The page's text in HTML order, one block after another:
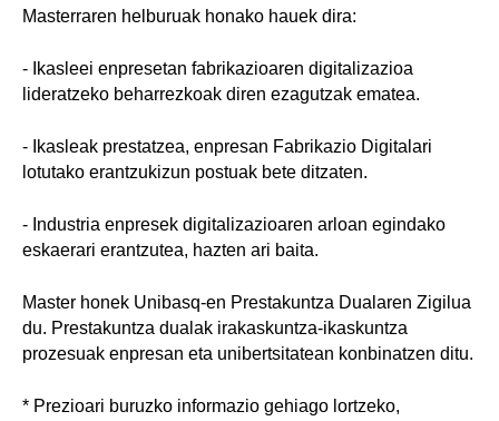
Masterraren helburuak honako hauek dira:
- Ikasleei enpresetan fabrikazioaren digitalizazioa
lideratzeko beharrezkoak diren ezagutzak ematea.
- Ikasleak prestatzea, enpresan Fabrikazio Digitalari
lotutako erantzukizun postuak bete ditzaten.
- Industria enpresek digitalizazioaren arloan egindako
eskaerari erantzutea, hazten ari baita.
Master honek Unibasq-en Prestakuntza Dualaren Zigilua
du. Prestakuntza dualak irakaskuntza-ikaskuntza
prozesuak enpresan eta unibertsitatean konbinatzen ditu.
* Prezioari buruzko informazio gehiago lortzeko,